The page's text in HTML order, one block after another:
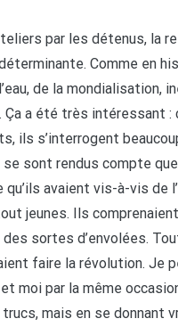
par les détenus, la
Comme en
de la
a été très intéressant
ils s’interrogent
se sont rendus compte
avaient vis-à-vis de
jeunes. Ils
sortes d’envolées.
faire la révolution. Je
moi par la même
mais en se donnant